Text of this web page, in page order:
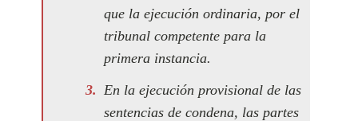
que la ejecución ordinaria, por el
tribunal competente para la
primera instancia.
En la ejecución provisional de las
sentencias de condena, las partes